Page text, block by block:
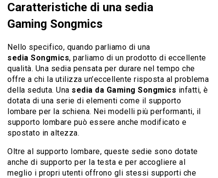
Caratteristiche di una sedia
Gaming Songmics
Nello specifico, quando parliamo di una
sedia Songmics, parliamo di un prodotto di eccellente
qualità. Una sedia pensata per durare nel tempo che
offre a chi la utilizza un’eccellente risposta al problema
della seduta. Una sedia da Gaming Songmics infatti, è
dotata di una serie di elementi come il supporto
lombare per la schiena. Nei modelli più performanti, il
supporto lombare può essere anche modificato e
spostato in altezza.
Oltre al supporto lombare, queste sedie sono dotate
anche di supporto per la testa e per accogliere al
meglio i propri utenti offrono gli stessi supporti che